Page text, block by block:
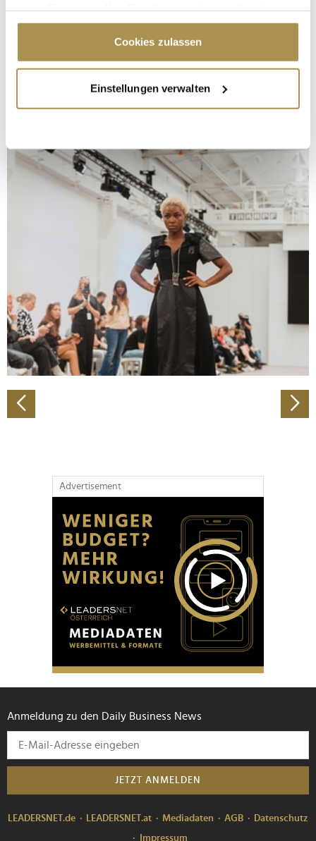
Cookie-Erklärung oder durch Klicken auf das Privacy
Trigger Symbol ändern oder widerrufen
Informationen über Ihre geografische Lage
erfassen, welche bis auf einige Meter genau sein
bestimmten Merkmalen (Fingerprinting) identifizieren
Erfahren Sie mehr darüber, wie Ihre persönlichen Daten
verarbeitet werden, und legen Sie Ihre Präferenzen im
Abschnitt Einzelheitenfest.
Wir verwenden Cookies, um Inhalte und Anzeigen zu
personalisieren, Funktionen für soziale Medien anbieten
zu können und die Zugriffe auf unsere Website zu
analysieren. Außerdem geben wir Informationen zu Ihrer
Verwendung unserer Website an unsere Partner für
soziale Medien, Werbung und Analysen weiter. Unsere
Partner führen diese Informationen möglicherweise mit
weiteren Daten zusammen, die Sie ihnen bereitgestellt
gesammelt haben.
Cookies zulassen
Einstellungen verwalten
Advertisement
Anmeldung zu den Daily Business News
JETZT ANMELDEN
LEADERSNET.de LEADERSNET.at Mediadaten AGB
Datenschutz
Impressum